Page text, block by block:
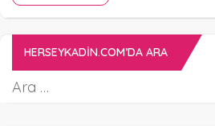
HERSEYKADIN.COM’DA ARA